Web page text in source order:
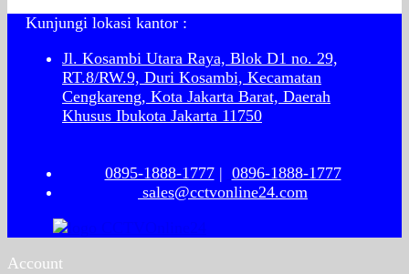
Kunjungi lokasi kantor :
Jl. Kosambi Utara Raya, Blok D1 no. 29,
RT.8/RW.9, Duri Kosambi, Kecamatan
Cengkareng, Kota Jakarta Barat, Daerah
Khusus Ibukota Jakarta 11750
0895-1888-1777| 0896-1888-1777
sales@cctvonline24.com
Account